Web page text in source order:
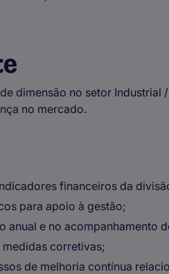
dimensão no setor Industrial
no mercado.
financeiros da
para apoio à gestão;
e no acompanhamento
corretivas;
de melhoria contínua